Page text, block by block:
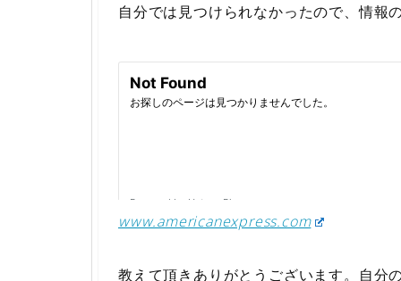
自分では見つけられなかったので、情報
www.americanexpress.com
教えて頂きありがとうございます。自分